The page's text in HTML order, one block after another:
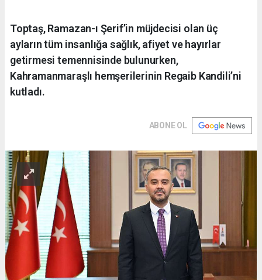
Toptaş, Ramazan-ı Şerif’in müjdecisi olan üç
ayların tüm insanlığa sağlık, afiyet ve hayırlar
getirmesi temennisinde bulunurken,
Kahramanmaraşlı hemşerilerinin Regaib Kandili’ni
kutladı.
ABONE OL